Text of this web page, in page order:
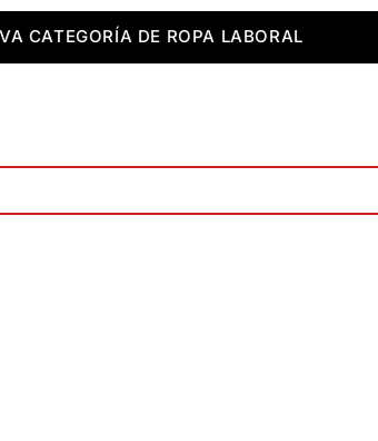
NUEVA CATEGORÍA DE ROPA LABORAL